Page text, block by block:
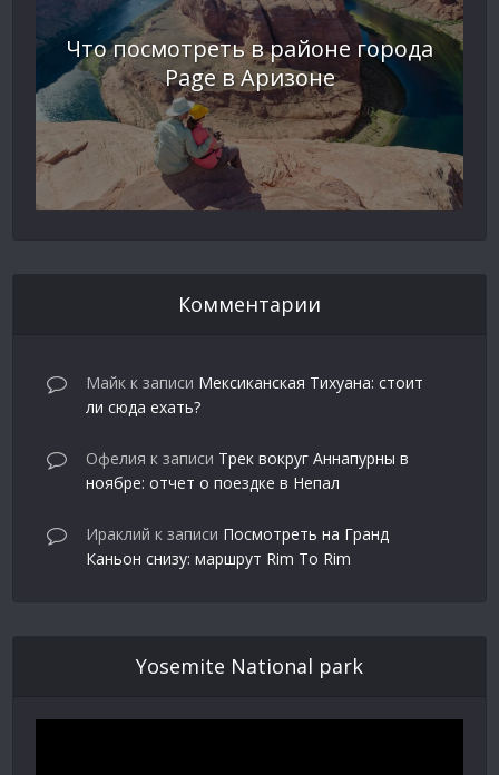
Что посмотреть в районе города
Page в Аризоне
Комментарии
Майк к записи Мексиканская Тихуана: стоит
ли сюда ехать?
Офелия к записи Трек вокруг Аннапурны в
ноябре: отчет о поездке в Непал
Ираклий к записи Посмотреть на Гранд
Каньон снизу: маршрут Rim To Rim
Yosemite National park